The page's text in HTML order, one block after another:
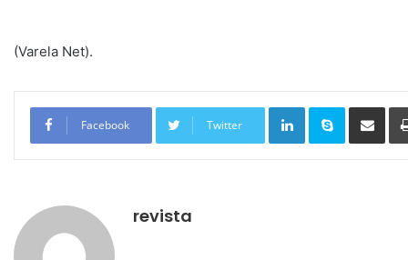
(Varela Net).
Facebook Twitter
Linkedin Skype
revista